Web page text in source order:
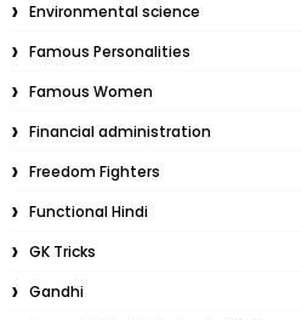
Environmental science
Famous Personalities
Famous Women
Financial administration
Freedom Fighters
Functional Hindi
GK Tricks
Gandhi